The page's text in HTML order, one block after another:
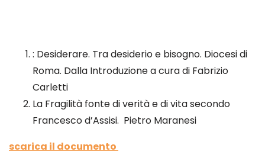
: Desiderare. Tra desiderio e bisogno. Diocesi di
Roma. Dalla Introduzione a cura di Fabrizio
Carletti
La Fragilità fonte di verità e di vita secondo
Francesco d’Assisi. Pietro Maranesi
scarica il documento